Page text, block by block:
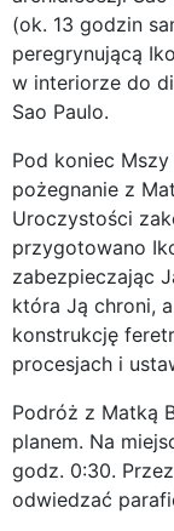
(ok. 13 godzin
peregrynującą
w interiorze do
Sao Paulo.
Pod koniec
pożegnanie z
Uroczystości
przygotowano
zabezpieczając
która Ją chroni,
konstrukcję
procesjach i
Podróż z Matką
planem. Na
godz. 0:30.
odwiedzać